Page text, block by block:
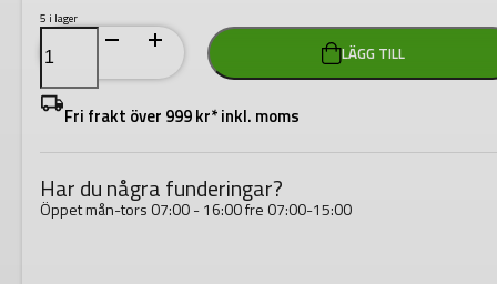
5 i lager
Bitshylsa
torx
1/2"
T20
100mm
mängd
LÄGG TILL
Fri frakt över 999 kr* inkl. moms
Har du några funderingar?
Öppet mån-tors 07:00 - 16:00 fre 07:00-15:00